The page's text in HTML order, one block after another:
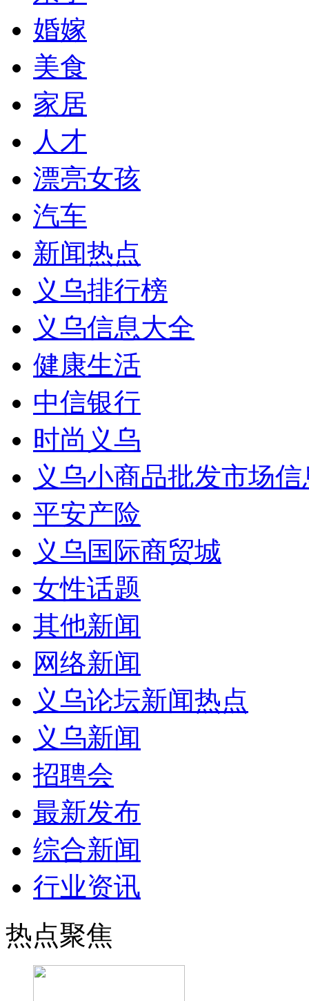
婚嫁
美食
家居
人才
漂亮女孩
汽车
新闻热点
义乌排行榜
义乌信息大全
健康生活
中信银行
时尚义乌
义乌小商品批发市场
平安产险
义乌国际商贸城
女性话题
其他新闻
网络新闻
义乌论坛新闻热点
义乌新闻
招聘会
最新发布
综合新闻
行业资讯
热点聚焦